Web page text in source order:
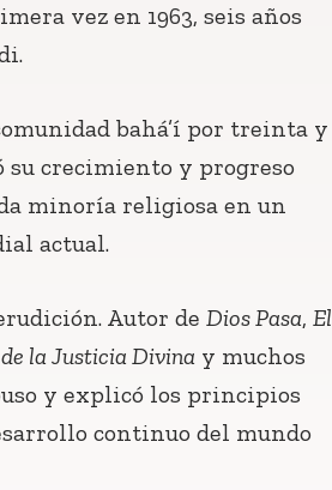
vez en 1963, seis años
bahá’í por treinta y
crecimiento y progreso
minoría religiosa en un
actual.
Autor de Dios Pasa, El
la Justicia Divina y muchos
y explicó los principios
continuo del mundo
con
Bahá'ís de
área